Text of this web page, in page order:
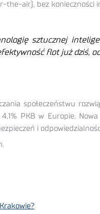
the-air), bez konieczności
sztucznej
flot już dziś,
społeczeństwu
PKB w Europie.
i